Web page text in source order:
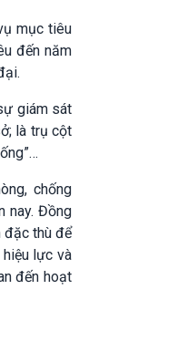
mục tiêu
đến năm
giám sát
là trụ cột
chống
nay. Đồng
đặc thù để
lực và
đến hoạt